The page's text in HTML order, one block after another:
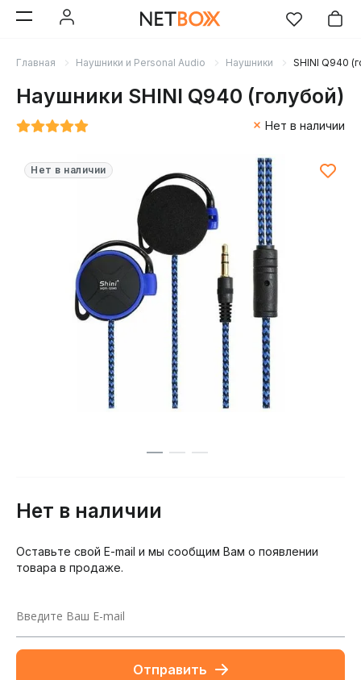
Главная Наушники и Personal Audio Наушники SHINI Q940
Наушники SHINI Q940 (голубой)
Нет в наличии
Нет в наличии
Нет в наличии
Оставьте свой E-mail и мы сообщим Вам о появлении
товара в продаже.
Отправить